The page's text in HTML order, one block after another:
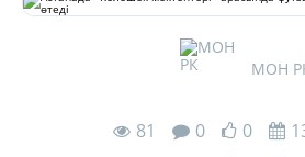
МОН
81 0 0